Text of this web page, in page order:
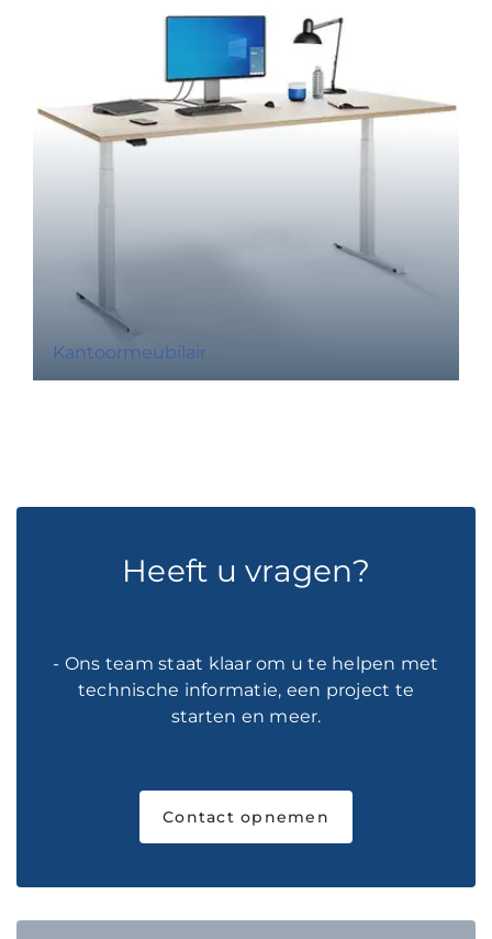
Kantoormeubilair
Heeft u vragen?
- Ons team staat klaar om u te helpen met
technische informatie, een project te
starten en meer.
Contact opnemen